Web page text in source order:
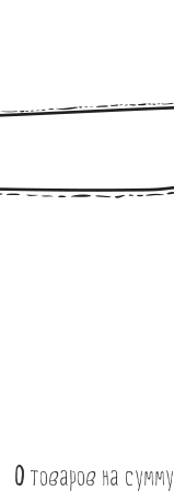
0 товаровна сумму